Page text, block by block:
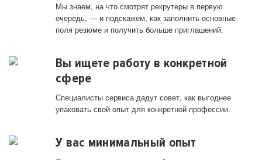
Мы знаем, на что смотрят рекрутеры в первую
очередь, — и подскажем, как заполнить основные
поля резюме и получить больше приглашений.
Вы ищете работу в конкретной
сфере
Специалисты сервиса дадут совет, как выгоднее
упаковать свой опыт для конкретной профессии.
У вас минимальный опыт